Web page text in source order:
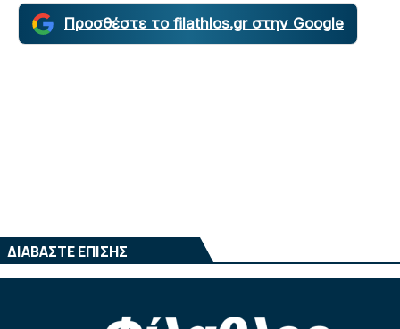
Προσθέστε το filathlos.gr στην Google
ΔΙΑΒΑΣΤΕ ΕΠΙΣΗΣ